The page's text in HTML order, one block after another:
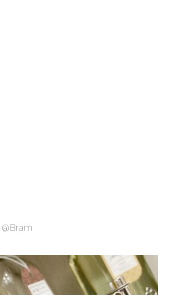
@Bram